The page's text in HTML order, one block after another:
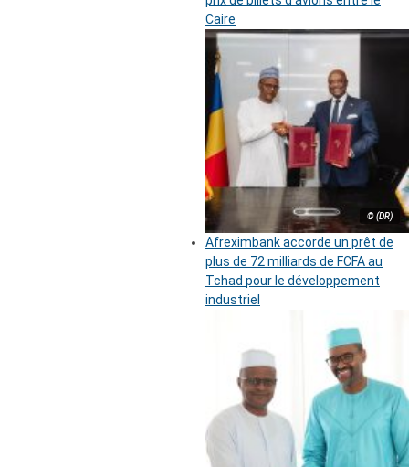
Caire
© (DR)
Afreximbank accorde un prêt de
plus de 72 milliards de FCFA au
Tchad pour le développement
industriel